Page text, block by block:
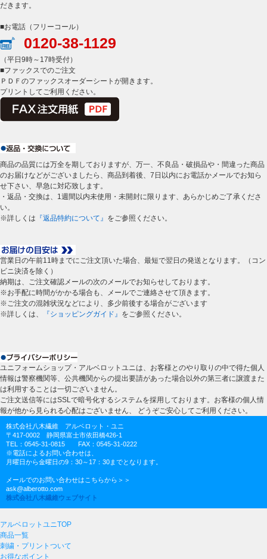
だきます。
■お電話（フリーコール）
0120-38-1129
（平日9時～17時受付）
■ファックスでのご注文
ＰＤＦのファックスオーダーシートが開きます。
プリントしてご利用ください。
商品の品質には万全を期しておりますが、万一、不良品・破損品や・間違った商品
のお届けなどがございましたら、商品到着後、7日以内にお電話かメールでお知ら
せ下さい、早急に対応致します。
・返品・交換は、1週間以内未使用・未開封に限ります、あらかじめご了承くださ
い。
※詳しくは 『返品特約について』 をご参照ください。
営業日の午前11時までにご注文頂いた場合、最短で翌日の発送となります。（コン
ビニ決済を除く）
納期は、ご注文確認メールの次のメールでお知らせしております。
※お手配に時間がかかる場合も、メールでご連絡させて頂きます。
※ご注文の混雑状況などにより、多少前後する場合がございます
※詳しくは、
『ショッピングガイド』 をご参照ください。
ユニフォームショップ・アルベロットユニは、お客様とのやり取りの中で得た個人
情報は警察機関等、公共機関からの提出要請があった場合以外の第三者に譲渡また
は利用することは一切ございません。
ご注文送信等にはSSLで暗号化するシステムを採用しております。お客様の個人情
報が他から見られる心配はございません、 どうぞご安心してご利用ください。
株式会社八木繊維 アルベロット・ユニ
〒417-0002 静岡県富士市依田橋426-1
TEL：0545-31-0815 FAX：0545-31-0222
※電話によるお問い合わせは、
月曜日から金曜日の9：30～17：30までとなります。
メールでのお問い合わせはこちらから＞＞
ask@alberotto.com
株式会社八木繊維ウェブサイト
アルベロットユニTOP
商品一覧
刺繍・プリントついて
お得なポイント